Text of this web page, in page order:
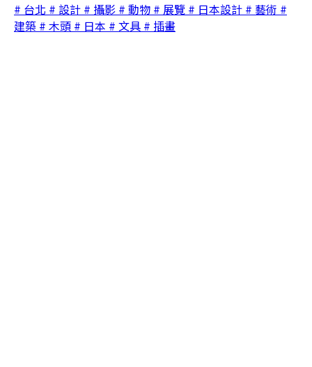
# 台北 # 設計 # 攝影 # 動物 # 展覽 # 日本設計 # 藝術 #
建築 # 木頭 # 日本 # 文具 # 插畫